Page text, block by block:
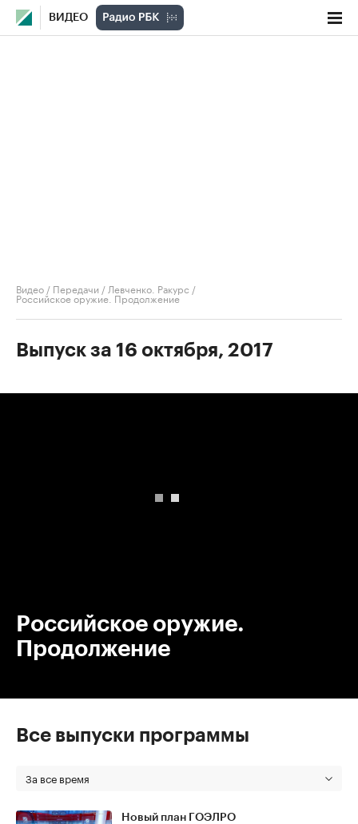
ВИДЕО
Видео / Передачи / Левченко. Ракурс /
Российское оружие. Продолжение
Выпуск за 16 октября, 2017
Российское оружие.
Продолжение
Все выпуски программы
За все время
Новый план ГОЭЛРО